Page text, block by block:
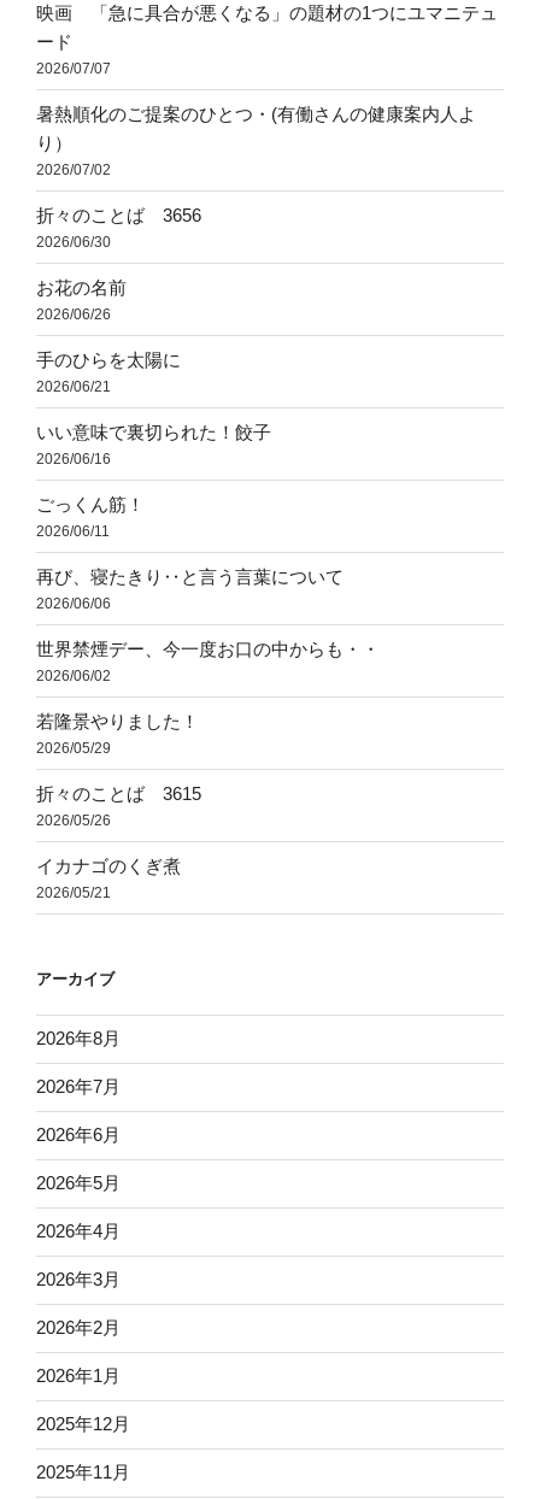
映画 「急に具合が悪くなる」の題材の1つにユマニテュ
ード
2026/07/07
暑熱順化のご提案のひとつ・(有働さんの健康案内人よ
り）
2026/07/02
折々のことば 3656
2026/06/30
お花の名前
2026/06/26
手のひらを太陽に
2026/06/21
いい意味で裏切られた！餃子
2026/06/16
ごっくん筋！
2026/06/11
再び、寝たきり‥と言う言葉について
2026/06/06
世界禁煙デー、今一度お口の中からも・・
2026/06/02
若隆景やりました！
2026/05/29
折々のことば 3615
2026/05/26
イカナゴのくぎ煮
2026/05/21
アーカイブ
2026年8月
2026年7月
2026年6月
2026年5月
2026年4月
2026年3月
2026年2月
2026年1月
2025年12月
2025年11月